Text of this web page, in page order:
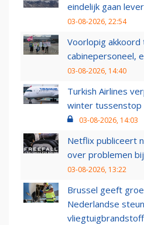
eindelijk gaan
03-08-2026, 22:54
Voorlopig akkoord
cabinepersoneel,
03-08-2026, 14:40
Turkish Airlines
winter tussenstop
03-08-2026, 14:03
Netflix publiceert
over problemen
03-08-2026, 13:22
Brussel geeft
Nederlandse